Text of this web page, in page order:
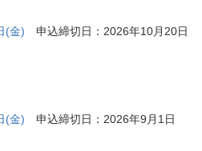
(金) 申込締切日：2026年10月20日
(金) 申込締切日：2026年9月1日